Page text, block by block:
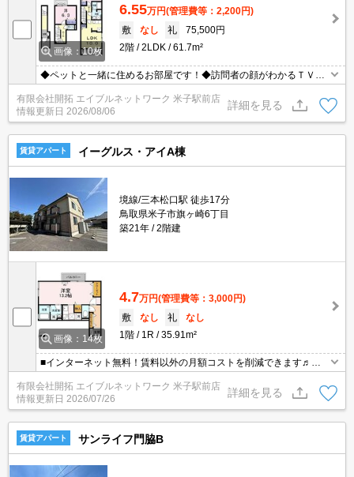
画像：10枚
6.55万円(管理費等：2,200円)
敷
なし 礼
75,500円
2階
2LDK 61.7m²
◆ペットと一緒に住めるお部屋です！◆訪問者の顔がわかるＴＶド
アホン！◆雨の日に便利な浴室乾燥機付き！
有限会社開拓 エイブルネットワーク 米子駅前店
情報更新日 2026/08/06
詳細を見る
賃貸アパート イーグルス・アイA棟
境線/三本松口駅 徒歩17分
鳥取県米子市旗ヶ崎6丁目
築21年
2階建
画像：14枚
4.7万円(管理費等：3,000円)
敷
なし 礼
なし
1階
1R 35.91m²
■インターネット無料！賃料以外の月額コストを削減できます♬
（D.U-NET・有線＆Wi-Fi利用可・成端工事後使用可） ■浴室換気
乾燥機が付いていますので、雨の日も浴室で洗濯物を干すことがで
きます！
有限会社開拓 エイブルネットワーク 米子駅前店
情報更新日 2026/07/26
詳細を見る
賃貸アパート サンライフ門脇B